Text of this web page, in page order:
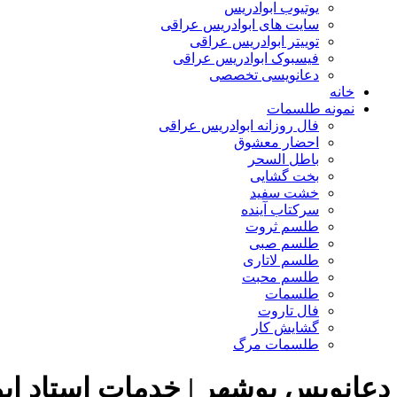
یوتیوب ابوادریس
سایت های ابوادریس عراقی
توییتر ابوادریس عراقی
فیسبوک ابوادریس عراقی
دعانویسی تخصصی
خانه
نمونه طلسمات
فال روزانه ابوادریس عراقی
احضار معشوق
باطل السحر
بخت گشایی
خشت سفید
سرکتاب آینده
طلسم ثروت
طلسم صبی
طلسم لاتاری
طلسم محبت
طلسمات
فال تاروت
گشایش کار
طلسمات مرگ
دعانویس بوشهر | خدمات استاد